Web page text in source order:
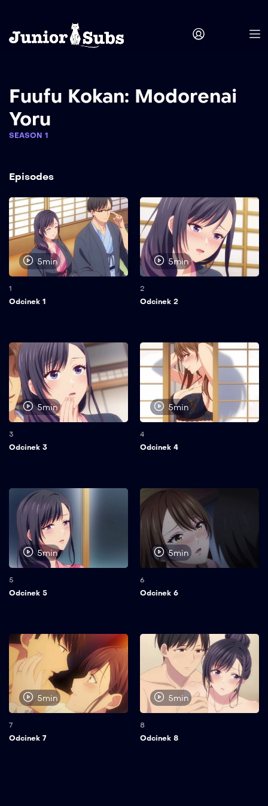
Fuufu Kokan: Modorenai
Yoru
SEASON 1
Episodes
5min
1
Odcinek 1
5min
2
Odcinek 2
5min
3
Odcinek 3
5min
4
Odcinek 4
5min
5
Odcinek 5
5min
6
Odcinek 6
5min
7
Odcinek 7
5min
8
Odcinek 8